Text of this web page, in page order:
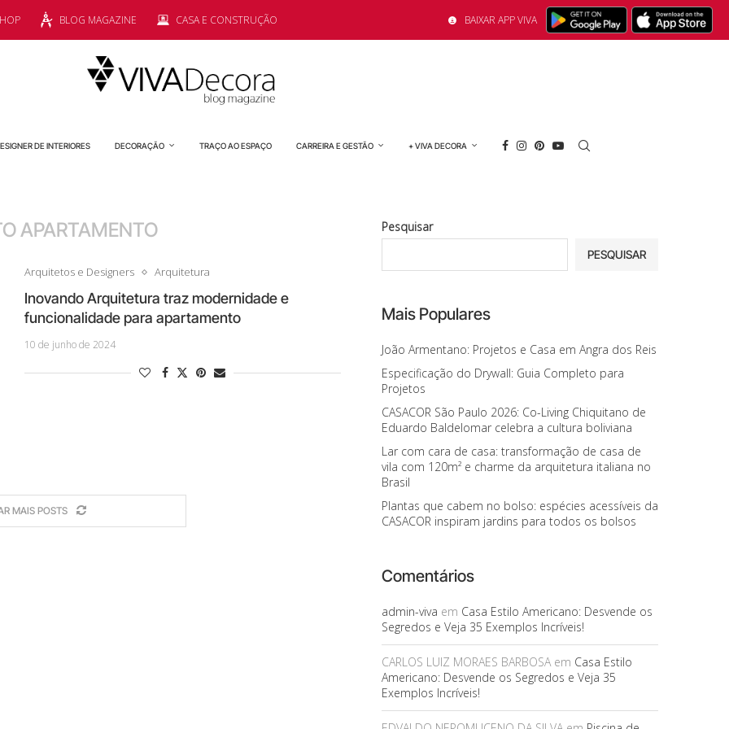
BLOG MAGAZINE CASA E CONSTRUÇÃO BAIXAR APP VIVA
DE INTERIORES DECORAÇÃO TRAÇO AO ESPAÇO CARREIRA E GESTÃO + VIVA DECORA
APARTAMENTO
Arquitetos e Designers Arquitetura
Inovando Arquitetura traz modernidade e
funcionalidade para apartamento
10 de junho de 2024
MAIS POSTS
Pesquisar
PESQUISAR
Mais Populares
João Armentano: Projetos e Casa em Angra dos Reis
Especificação do Drywall: Guia Completo para
Projetos
CASACOR São Paulo 2026: Co-Living Chiquitano de
Eduardo Baldelomar celebra a cultura boliviana
Lar com cara de casa: transformação de casa de
vila com 120m² e charme da arquitetura italiana no
Brasil
Plantas que cabem no bolso: espécies acessíveis da
CASACOR inspiram jardins para todos os bolsos
Comentários
admin-viva em Casa Estilo Americano: Desvende os
Segredos e Veja 35 Exemplos Incríveis!
CARLOS LUIZ MORAES BARBOSAem Casa Estilo
Americano: Desvende os Segredos e Veja 35
Exemplos Incríveis!